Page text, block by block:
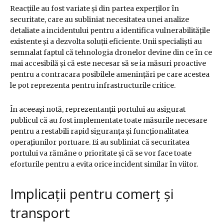
Reacțiile au fost variate și din partea experților în
securitate, care au subliniat necesitatea unei analize
detaliate a incidentului pentru a identifica vulnerabilitățile
existente și a dezvolta soluții eficiente. Unii specialiști au
semnalat faptul că tehnologia dronelor devine din ce în ce
mai accesibilă și că este necesar să se ia măsuri proactive
pentru a contracara posibilele amenințări pe care acestea
le pot reprezenta pentru infrastructurile critice.
În aceeași notă, reprezentanții portului au asigurat
publicul că au fost implementate toate măsurile necesare
pentru a restabili rapid siguranța și funcționalitatea
operațiunilor portuare. Ei au subliniat că securitatea
portului va rămâne o prioritate și că se vor face toate
eforturile pentru a evita orice incident similar în viitor.
Implicații pentru comerț și
transport